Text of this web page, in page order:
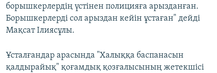
борышкерлердің үстінен полицияға арызданған.
Борышкерлерді сол арыздан кейін ұстаған" дейді
Мақсат Ілиясұлы.
Ұсталғандар арасында "Халыққа баспанасын
қалдырайық" қоғамдық қозғалысының жетекшісі